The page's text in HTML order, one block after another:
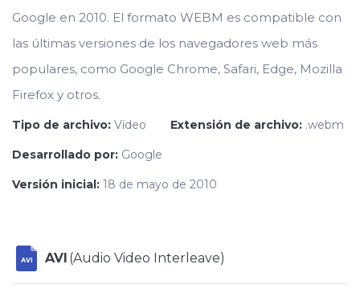
Google en 2010. El formato WEBM es compatible con
las últimas versiones de los navegadores web más
populares, como Google Chrome, Safari, Edge, Mozilla
Firefox y otros.
Tipo de archivo: Vídeo Extensión de archivo: .webm
Desarrollado por: Google
Versión inicial: 18 de mayo de 2010
AVI AVI (Audio Video Interleave)